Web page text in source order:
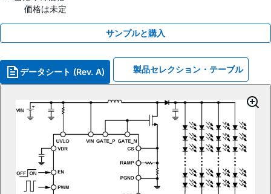
価格は未定
サンプルと購入
データシート (Rev. A) 製品セレクション・テーブル